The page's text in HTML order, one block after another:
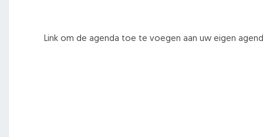
Link om de agenda toe te voegen aan uw eigen